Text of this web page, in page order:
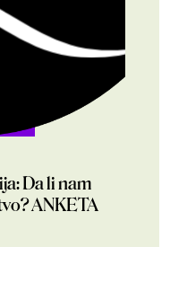
Da li nam
ANKETA